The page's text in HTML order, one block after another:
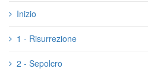
Inizio
1 - Risurrezione
2 - Sepolcro